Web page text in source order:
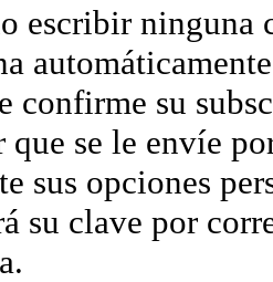
escribir ninguna
confirme su
que se le envíe
sus opciones
su clave por